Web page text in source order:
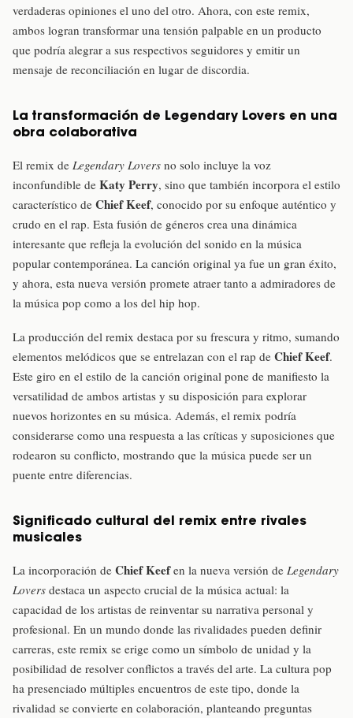
verdaderas opiniones el uno del otro. Ahora, con este remix,
ambos logran transformar una tensión palpable en un producto
que podría alegrar a sus respectivos seguidores y emitir un
mensaje de reconciliación en lugar de discordia.
La transformación de Legendary Lovers en una
obra colaborativa
El remix de Legendary Lovers no solo incluye la voz
inconfundible de Katy Perry, sino que también incorpora el estilo
característico de Chief Keef, conocido por su enfoque auténtico y
crudo en el rap. Esta fusión de géneros crea una dinámica
interesante que refleja la evolución del sonido en la música
popular contemporánea. La canción original ya fue un gran éxito,
y ahora, esta nueva versión promete atraer tanto a admiradores de
la música pop como a los del hip hop.
La producción del remix destaca por su frescura y ritmo, sumando
elementos melódicos que se entrelazan con el rap de Chief Keef.
Este giro en el estilo de la canción original pone de manifiesto la
versatilidad de ambos artistas y su disposición para explorar
nuevos horizontes en su música. Además, el remix podría
considerarse como una respuesta a las críticas y suposiciones que
rodearon su conflicto, mostrando que la música puede ser un
puente entre diferencias.
Significado cultural del remix entre rivales
musicales
La incorporación de Chief Keefen la nueva versión de Legendary
Lovers destaca un aspecto crucial de la música actual: la
capacidad de los artistas de reinventar su narrativa personal y
profesional. En un mundo donde las rivalidades pueden definir
carreras, este remix se erige como un símbolo de unidad y la
posibilidad de resolver conflictos a través del arte. La cultura pop
ha presenciado múltiples encuentros de este tipo, donde la
rivalidad se convierte en colaboración, planteando preguntas